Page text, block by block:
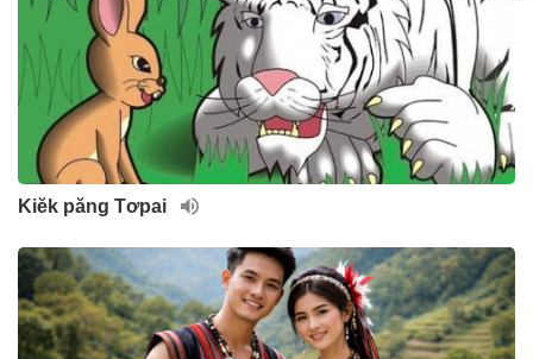
Kiĕk păng Tơpai